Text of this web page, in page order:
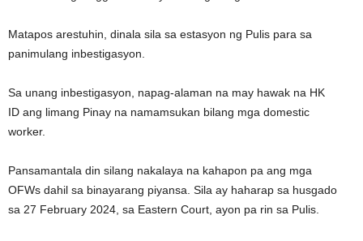
Matapos arestuhin, dinala sila sa estasyon ng Pulis para sa
panimulang inbestigasyon.
Sa unang inbestigasyon, napag-alaman na may hawak na HK
ID ang limang Pinay na namamsukan bilang mga domestic
worker.
Pansamantala din silang nakalaya na kahapon pa ang mga
OFWs dahil sa binayarang piyansa. Sila ay haharap sa husgado
sa 27 February 2024, sa Eastern Court, ayon pa rin sa Pulis.